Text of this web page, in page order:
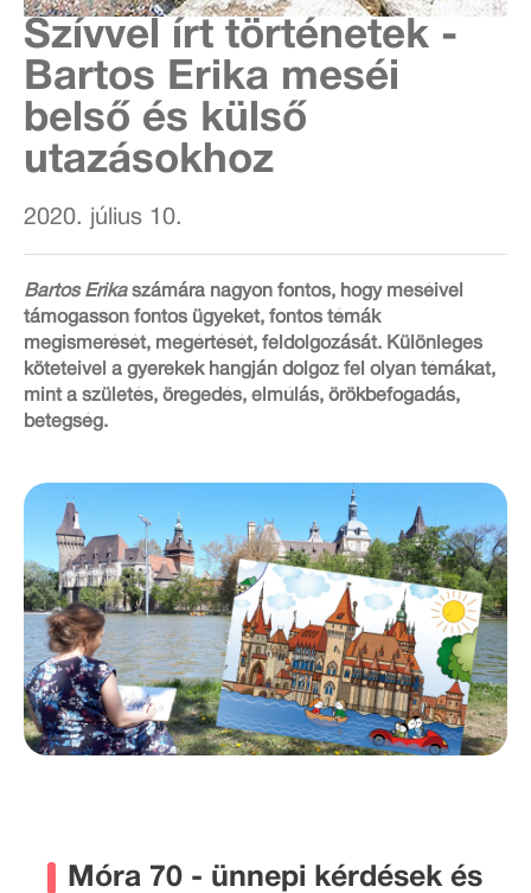
Szívvel írt történetek -
Bartos Erika meséi
belső és külső
utazásokhoz
2020. július 10.
Bartos Erikaszámára nagyon fontos, hogy meséivel
támogasson fontos ügyeket, fontos témák
megismerését, megértését, feldolgozását. Különleges
köteteivel a gyerekek hangján dolgoz fel olyan témákat,
mint a születés, öregedés, elmúlás, örökbefogadás,
betegség.
Móra 70 - ünnepi kérdések és